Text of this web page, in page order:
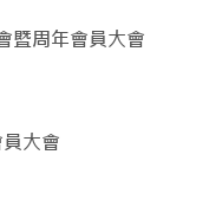
暨周年會員大會
大會